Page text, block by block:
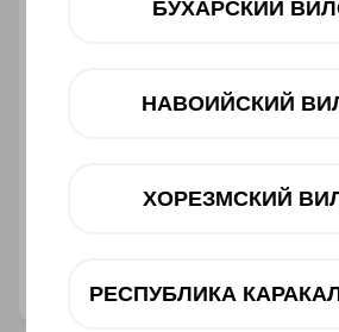
БУХАРСКИЙ
НАВОИЙСКИЙ
ХОРЕЗМСКИЙ
РЕСПУБЛИКА